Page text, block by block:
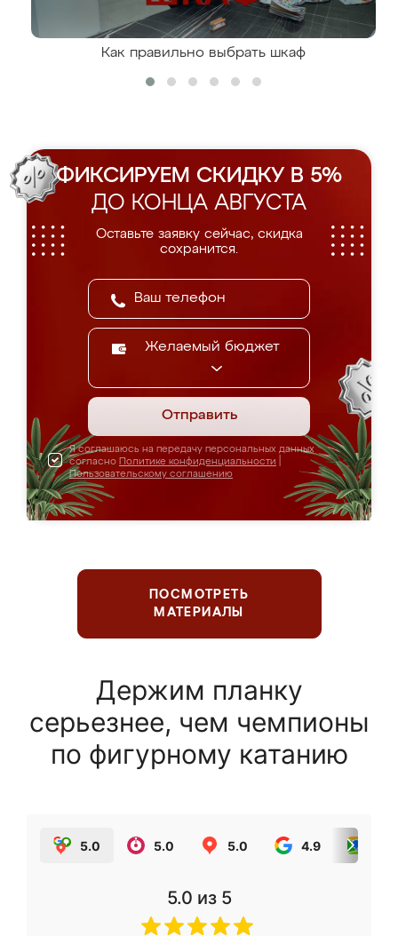
Как правильно выбрать шкаф
ФИКСИРУЕМ СКИДКУ В 5%
ДО КОНЦА АВГУСТА
Оставьте заявку сейчас, скидка
сохранится.
Желаемый бюджет
Отправить
Я соглашаюсь на передачу персональных данных
согласно Политике конфиденциальности
Пользовательскому соглашению
ПОСМОТРЕТЬ
МАТЕРИАЛЫ
Держим планку
серьезнее, чем чемпионы
по фигурному катанию
5.0 5.0 5.0 4.9
5.0 из 5